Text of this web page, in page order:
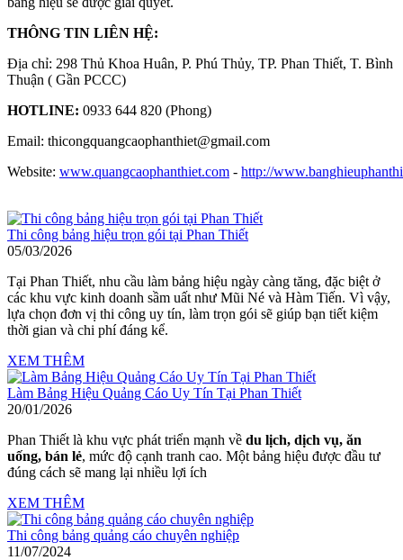
THÔNG TIN LIÊN HỆ:
Địa chỉ: 298 Thủ Khoa Huân, P. Phú Thủy, TP. Phan Thiết, T. Bình
Thuận ( Gần PCCC)
HOTLINE: 0933 644 820 (Phong)
Email: thicongquangcaophanthiet@gmail.com
Website: www.quangcaophanthiet.com - http://
Thi công bảng hiệu trọn gói tại Phan Thiết
05/03/2026
Tại Phan Thiết, nhu cầu làm bảng hiệu ngày càng tăng, đặc biệt ở
các khu vực kinh doanh sầm uất như Mũi Né và Hàm Tiến. Vì vậy,
lựa chọn đơn vị thi công uy tín, làm trọn gói sẽ giúp bạn tiết kiệm
thời gian và chi phí đáng kể.
XEM THÊM
Làm Bảng Hiệu Quảng Cáo Uy Tín Tại Phan Thiết
20/01/2026
Phan Thiết là khu vực phát triển mạnh về du lịch, dịch vụ, ăn
uống, bán lẻ, mức độ cạnh tranh cao. Một bảng hiệu được đầu tư
đúng cách sẽ mang lại nhiều lợi ích
XEM THÊM
Thi công bảng quảng cáo chuyên nghiệp
11/07/2024